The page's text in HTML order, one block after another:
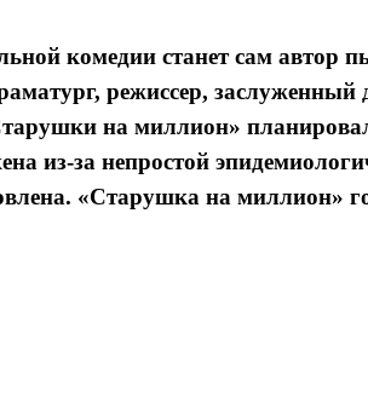
комедии станет сам автор
режиссер, заслуженный
на миллион»
из-за непростой
«Старушка на миллион»